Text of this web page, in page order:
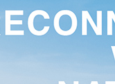
嚴選🏌️下殺5折起